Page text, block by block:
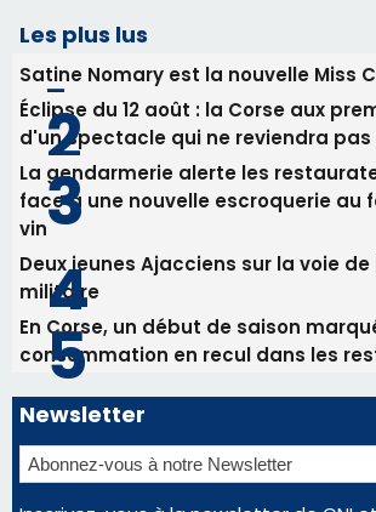
Les plus lus
Satine Nomary est la nouvelle Miss
Éclipse du 12 août : la Corse aux
d'un spectacle qui ne reviendra pas
La gendarmerie alerte les
face à une nouvelle escroquerie au
vin
Deux jeunes Ajacciens sur la voie
militaire
En Corse, un début de saison
consommation en recul dans les
Newsletter